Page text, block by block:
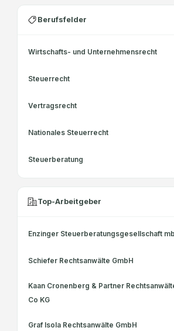
Berufsfelder
Wirtschafts- und Unternehmensrecht
Steuerrecht
Vertragsrecht
Nationales Steuerrecht
Steuerberatung
Top-Arbeitgeber
Enzinger Steuerberatungsgesellschaft
Schiefer Rechtsanwälte GmbH
Kaan Cronenberg & Partner
Co KG
Graf Isola Rechtsanwälte GmbH